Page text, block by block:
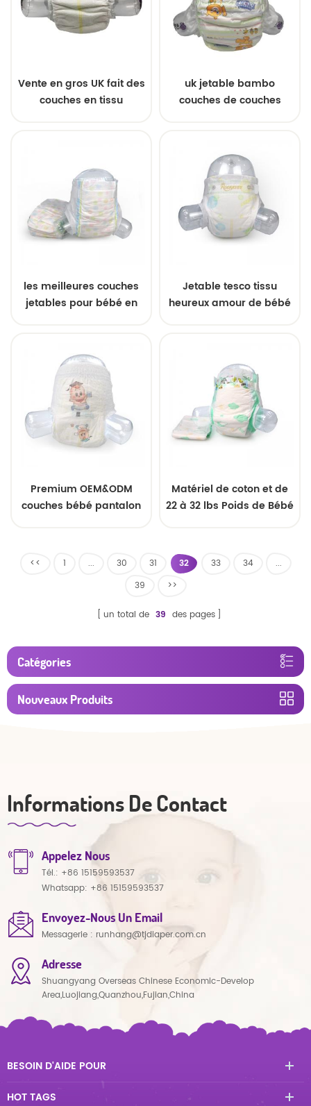
Vente en gros UK fait des
couches en tissu
uk jetable bambo
couches de couches
les meilleures couches
jetables pour bébé en
Jetable tesco tissu
heureux amour de bébé
Premium OEM&ODM
couches bébé pantalon
Matériel de coton et de
22 à 32 lbs Poids de Bébé
<< 1 ... 30 31 32 33 34
...
39
>>
un total de 39 des pages
Catégories
Nouveaux Produits
Informations De Contact
Appelez Nous
Tél.: +86 15159593537
Whatsapp: +86 15159593537
Envoyez-Nous Un Email
Messagerie : runhang@tjdiaper.com.cn
Adresse
Shuangyang Overseas Chinese Economic-Develop
Area,Luojiang,Quanzhou,Fujian,China
BESOIN D'AIDE POUR
HOT TAGS